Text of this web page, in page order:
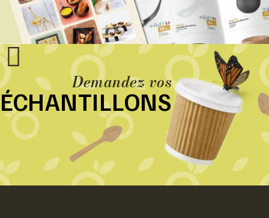
Demandez vos
ÉCHANTILLONS